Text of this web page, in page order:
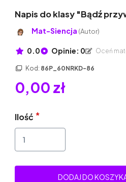
Napis do klasy "Bądź
Mat-Siencja (Autor)
0.0 Opinie: 0 Oceń
Kod: 86P_60NRKD-86
0,00 zł
Ilość
DODAJ DO